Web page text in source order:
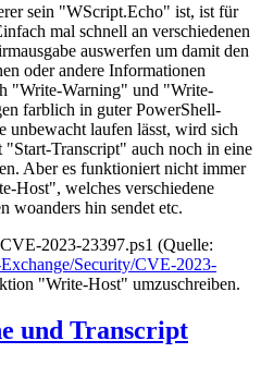
sein "WScript.Echo" ist, ist für
mal schnell an verschiedenen
auswerfen um damit den
oder andere Informationen
"Write-Warning" und "Write-
farblich in guter PowerShell-
unbewacht laufen lässt, wird sich
"Start-Transcript" auch noch in eine
Aber es funktioniert nicht immer
Host", welches verschiedene
woanders hin sendet etc.
2023-23397.ps1 (Quelle:
Security/CVE-2023-
"Write-Host" umzuschreiben.
und Transcript